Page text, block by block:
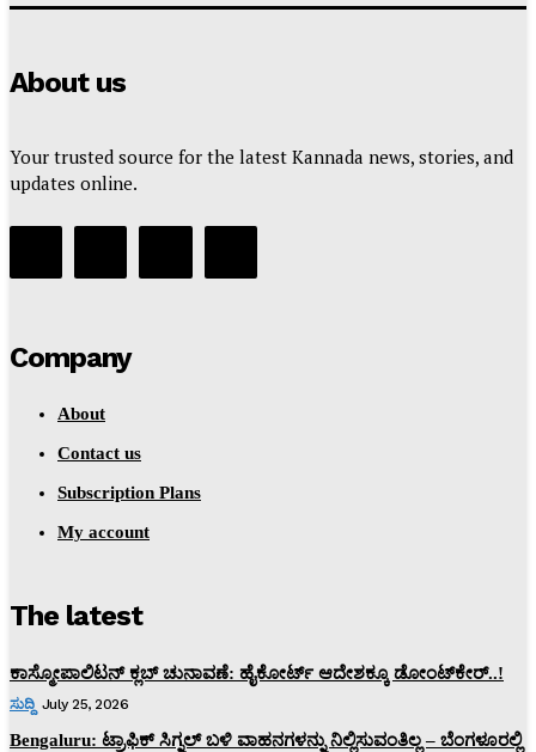
About us
Your trusted source for the latest Kannada news, stories, and
updates online.
Company
About
Contact us
Subscription Plans
My account
The latest
ಕಾಸ್ಮೋಪಾಲಿಟನ್‌ ಕ್ಲಬ್‌ ಚುನಾವಣೆ: ಹೈಕೋರ್ಟ್‌ ಆದೇಶಕ್ಕೂ ಡೋಂಟ್‌ಕೇರ್‌..!
ಸುದ್ದಿ July 25, 2026
Bengaluru: ಟ್ರಾಫಿಕ್‌ ಸಿಗ್ನಲ್‌ ಬಳಿ ವಾಹನಗಳನ್ನು ನಿಲ್ಲಿಸುವಂತಿಲ್ಲ – ಬೆಂಗಳೂರಲ್ಲಿ